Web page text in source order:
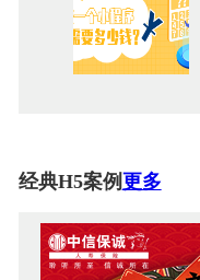
经典H5案例更多